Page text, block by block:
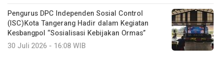
Pengurus DPC Independen Sosial Control
(ISC)Kota Tangerang Hadir dalam Kegiatan
Kesbangpol “Sosialisasi Kebijakan Ormas”
30 Juli 2026 - 16:08 WIB